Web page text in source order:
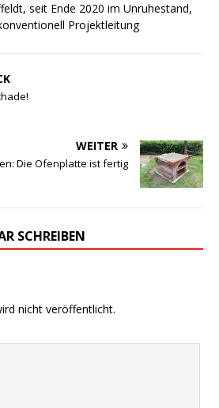
seit Ende 2020 im Unruhestand,
Projektleitung
WEITER
Die Ofenplatte ist fertig
SCHREIBEN
nicht veröffentlicht.